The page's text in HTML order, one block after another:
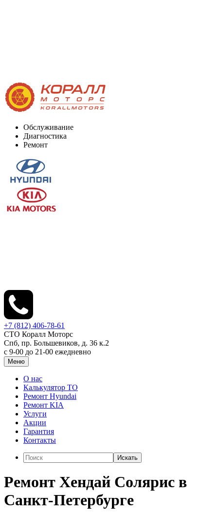
Обслуживание
Диагностика
Ремонт
+7 (812) 406-78-61
СТО Коралл Моторс
Спб, пр. Большевиков, д. 36 к.2
с 9-00 до 21-00 ежедневно
Меню
О нас
Калькулятор ТО
Ремонт Hyundai
Ремонт KIA
Услуги
Акции
Гарантия
Контакты
Искать
Ремонт Хендай Солярис в
Санкт-Петербурге